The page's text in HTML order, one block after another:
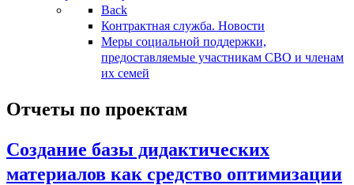
Back
Контрактная служба. Новости
Меры социальной поддержки,
предоставляемые участникам СВО и членам
их семей
Отчеты по проектам
Создание базы дидактических
материалов как средство оптимизации